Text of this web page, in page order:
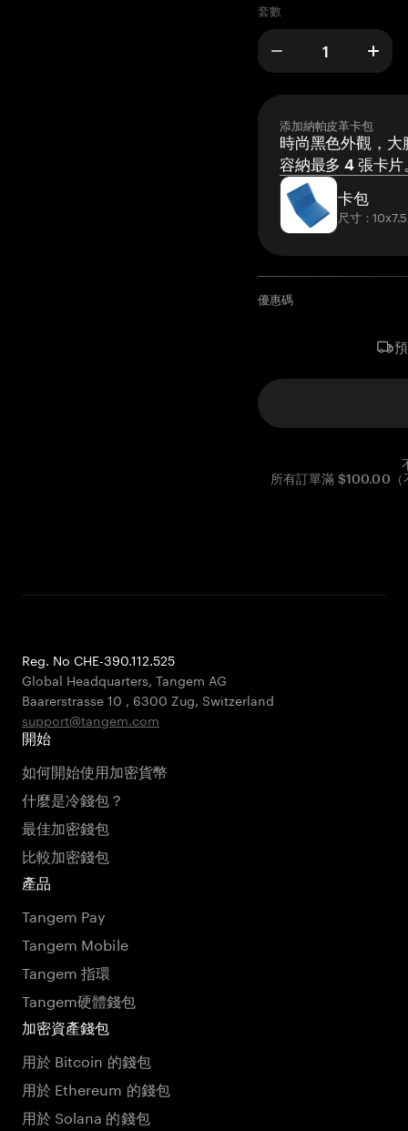
套數
添加納帕皮革卡包
時尚黑色外觀，大
容納最多 4 張卡片
卡包
尺寸：
優惠碼
所有訂單滿 $100.00（
Reg. No CHE-390.112.525
Global Headquarters, Tangem AG
Baarerstrasse 10 , 6300 Zug, Switzerland
support@tangem.com
開始
如何開始使用加密貨幣
什麼是冷錢包？
最佳加密錢包
比較加密錢包
產品
Tangem Pay
Tangem Mobile
Tangem 指環
Tangem硬體錢包
加密資產錢包
用於 Bitcoin 的錢包
用於 Ethereum 的錢包
用於 Solana 的錢包